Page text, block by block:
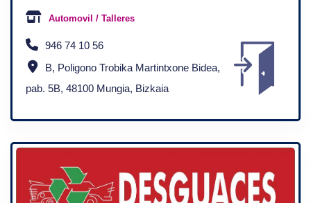
Automovil / Talleres
946 74 10 56
B, Poligono Trobika Martintxone Bidea,
pab. 5B, 48100 Mungia, Bizkaia